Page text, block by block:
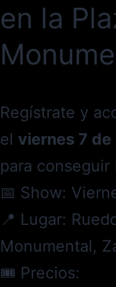
en la
Regístrate y
el viernes 7
para
📅 Show:
📍 Lugar:
Monumental,
🎟 Precios: